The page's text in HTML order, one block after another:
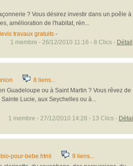
? Vous désirez investir dans un poêle à
amélioration de l'habitat, rén...
travaux gratuits-
1 membre - 26/12/2010 11:16 - 8 Clics - Détail
8 liens...
Guadeloupe ou à Saint Martin ? Vous rêvez de
Lucie, aux Seychelles ou à...
1 membre - 27/12/2010 14:28 - 13 Clics - Détail
pour-bebe.html 9 liens...